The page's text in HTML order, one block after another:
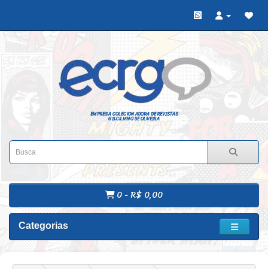
EMPRESA COLECIONADORA DE REVISTAS
GILCILIANO DE OLIVEIRA
0 - R$ 0,00
Categorias